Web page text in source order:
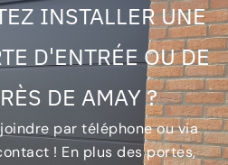
INSTALLER UNE
D'ENTRÉE OU DE
DE AMAY ?
par téléphone ou via
! En plus des portes,